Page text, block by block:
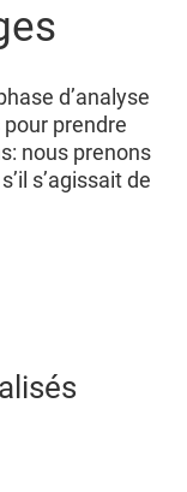
d’analyse
prendre
nous prenons
s’agissait de